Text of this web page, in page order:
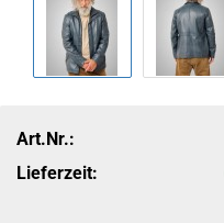
Art.Nr.:
Lieferzeit: